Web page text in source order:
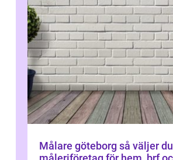
Målare göteborg så väljer du rätt